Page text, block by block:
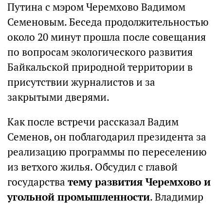
Путина с мэром Черемхово Вадимом
Семеновым. Беседа продолжительностью
около 20 минут прошла после совещания
по вопросам экологического развития
Байкальской природной территории в
присутствии журналистов и за
закрытыми дверями.
Как после встречи рассказал Вадим
Семенов, он поблагодарил президента за
реализацию программы по переселению
из ветхого жилья. Обсудил с главой
государства тему развития Черемхово и
угольной промышленности. Владимир